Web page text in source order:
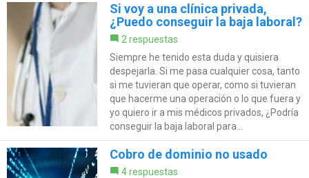
Si voy a una clínica privada,
¿Puedo conseguir la baja laboral?
2 respuestas
Siempre he tenido esta duda y quisiera
despejarla. Si me pasa cualquier cosa, tanto
si me tuvieran que operar, como si tuvieran
que hacerme una operación o lo que fuera y
yo quiero ir a mis médicos privados, ¿Podría
conseguir la baja laboral para...
Cobro de dominio no usado
4 respuestas